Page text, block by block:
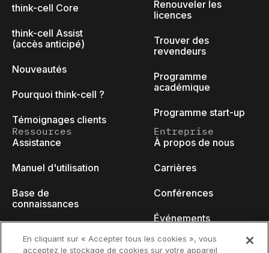
think-cell Core
think-cell Assist
(accès anticipé)
Nouveautés
Pourquoi think-cell ?
Témoignages clients
Renouveler les
licences
Trouver des
revendeurs
Programme
académique
Programme start-up
Ressources
Assistance
Manuel d'utilisation
Base de
connaissances
Entreprise
À propos de nous
Carrières
Conférences
Événements
Blog des
En cliquant sur « Accepter tous les cookies », vous
acceptez le stockage de cookies sur votre appareil